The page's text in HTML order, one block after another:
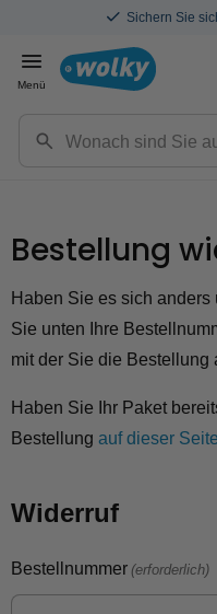
Sichern Sie
Menü
Bestellung
Haben Sie es sich
Sie unten Ihre
mit der Sie die Bestellung
Haben Sie Ihr Paket
Bestellung auf dieser Seite
Widerruf
Bestellnummer (erforderlich)